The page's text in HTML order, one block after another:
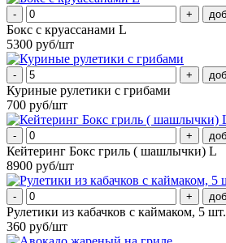
- +
Бокс с круассанами L
5300 руб/шт
- +
Куриные рулетики с грибами
700 руб/шт
- +
Кейтеринг Бокс гриль ( шашлычки) L
8900 руб/шт
- +
Рулетики из кабачков с каймаком, 5 шт.
360 руб/шт